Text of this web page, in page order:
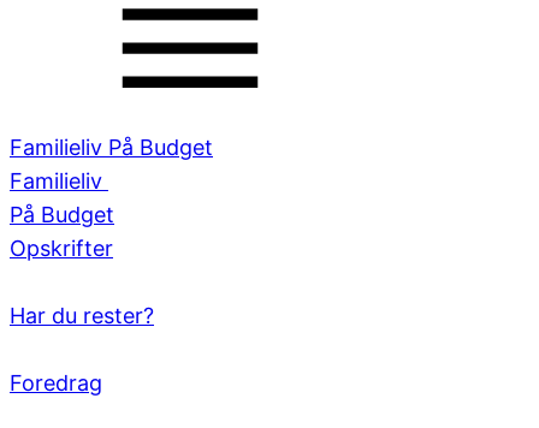
Familieliv På Budget
Familieliv
På Budget
Opskrifter
Har du rester?
Foredrag